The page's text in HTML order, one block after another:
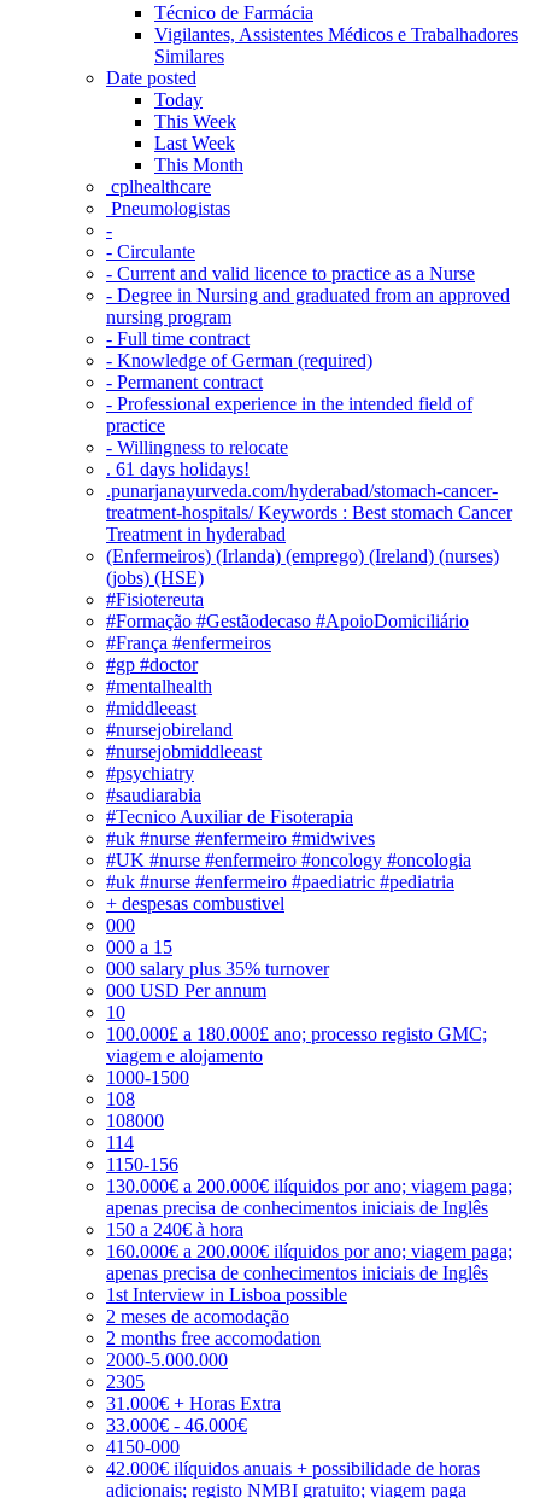
Técnico de Farmácia
Vigilantes, Assistentes Médicos e Trabalhadores
Similares
Date posted
Today
This Week
Last Week
This Month
‎ cplhealthcare‬
Pneumologistas
-
- Circulante
- Current and valid licence to practice as a Nurse
- Degree in Nursing and graduated from an approved
nursing program
- Full time contract
- Knowledge of German (required)
- Permanent contract
- Professional experience in the intended field of
practice
- Willingness to relocate
. 61 days holidays!
.punarjanayurveda.com/hyderabad/stomach-cancer-
treatment-hospitals/ Keywords : Best stomach Cancer
Treatment in hyderabad
(Enfermeiros) (Irlanda) (emprego) (Ireland) (nurses)
(jobs) (HSE)
#Fisiotereuta
#Formação #Gestãodecaso #ApoioDomiciliário
#França #enfermeiros
#gp #doctor
#mentalhealth
#middleeast
#nursejobireland
#nursejobmiddleeast
#psychiatry
#saudiarabia
#Tecnico Auxiliar de Fisoterapia
#uk #nurse #enfermeiro #midwives
#UK #nurse #enfermeiro #oncology #oncologia
#uk #nurse #enfermeiro #paediatric #pediatria
+ despesas combustivel
000
000 a 15
000 salary plus 35% turnover
000 USD Per annum
10
100.000£ a 180.000£ ano; processo registo GMC;
viagem e alojamento
1000-1500
108
108000
114
1150-156
130.000€ a 200.000€ ilíquidos por ano; viagem paga;
apenas precisa de conhecimentos iniciais de Inglês
150 a 240€ à hora
160.000€ a 200.000€ ilíquidos por ano; viagem paga;
apenas precisa de conhecimentos iniciais de Inglês
1st Interview in Lisboa possible
2 meses de acomodação
2 months free accomodation
2000-5.000.000
2305
31.000€ + Horas Extra
33.000€ - 46.000€
4150-000
42.000€ ilíquidos anuais + possibilidade de horas
adicionais; registo NMBI gratuito; viagem paga